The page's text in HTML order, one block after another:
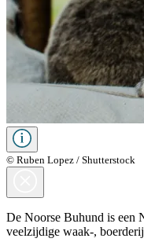
© Ruben Lopez / Shutterstock
De Noorse Buhund is een
veelzijdige waak-,